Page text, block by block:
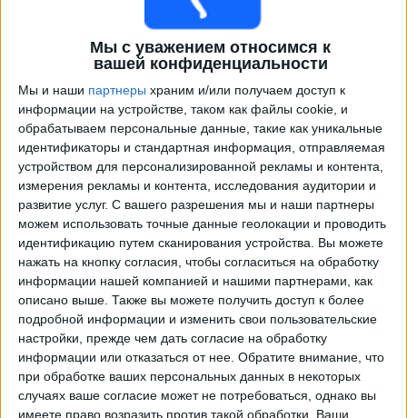
Мы с уважением относимся к
вашей конфиденциальности
Мы и наши партнеры храним и/или получаем доступ к
информации на устройстве, таком как файлы cookie, и
обрабатываем персональные данные, такие как уникальные
идентификаторы и стандартная информация, отправляемая
устройством для персонализированной рекламы и контента,
измерения рекламы и контента, исследования аудитории и
развитие услуг. С вашего разрешения мы и наши партнеры
можем использовать точные данные геолокации и проводить
идентификацию путем сканирования устройства. Вы можете
нажать на кнопку согласия, чтобы согласиться на обработку
информации нашей компанией и нашими партнерами, как
описано выше. Также вы можете получить доступ к более
подробной информации и изменить свои пользовательские
настройки, прежде чем дать согласие на обработку
информации или отказаться от нее. Обратите внимание, что
при обработке ваших персональных данных в некоторых
случаях ваше согласие может не потребоваться, однако вы
имеете право возразить против такой обработки. Ваши
Программа передач трансляции матчей в прямом
эфире вСловения
Суббота, 26.09.2026
16:00
Лига наций УЕФА
Групповой этап
Словения
Шотландия
Быть подтвержденным